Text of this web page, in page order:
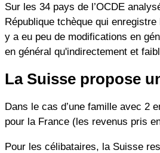
Sur les 34 pays de l’OCDE
République tchèque qui
y a eu peu de modifications en
en général qu'indirectement et
La Suisse propose
Dans le cas d’une famille avec 2
pour la France (les revenus pris
Pour les célibataires, la Suisse